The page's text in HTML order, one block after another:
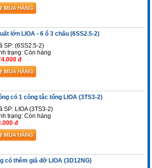
lớn LIOA - 6 ổ 3 chấu (6SS2.5-2)
SP: (6SS2.5-2)
trạng:Còn hàng
đ
có 1 công tắc tổng LIOA (3TS3-2)
SP: LIOA (3TS3-2)
trạng:Còn hàng
đ
có thêm giá đỡ LIOA (3D12NG)